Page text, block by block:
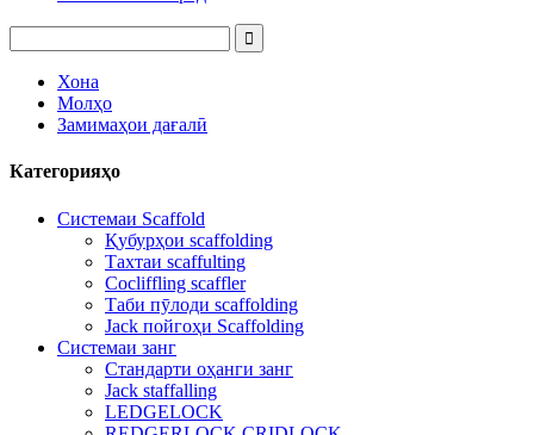
Хона
Молҳо
Замимаҳои дағалӣ
Категорияҳо
Системаи Scaffold
Қубурҳои scaffolding
Тахтаи scaffulting
Cocliffling scaffler
Таби пӯлоди scaffolding
Jack пойгоҳи Scaffolding
Системаи занг
Стандарти оҳанги занг
Jack staffalling
LEDGELOCK